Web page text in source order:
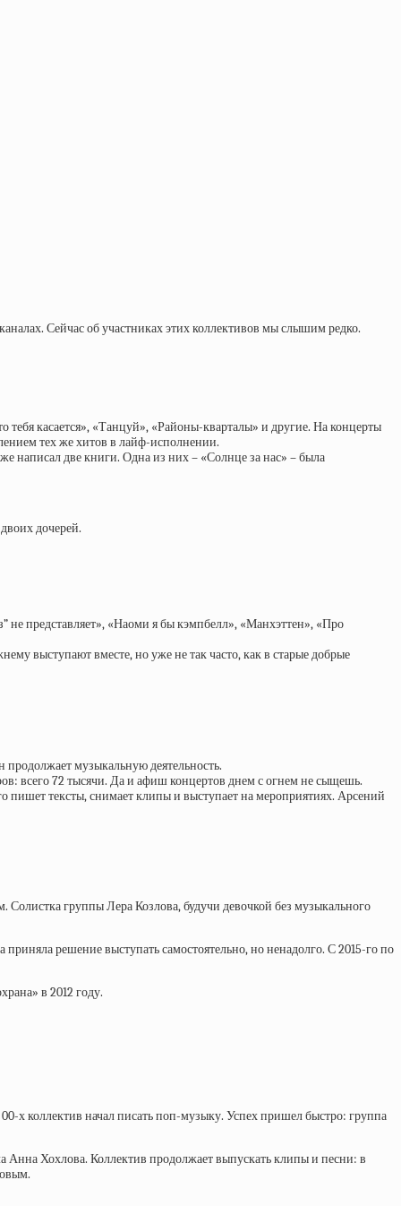
Сейчас об участниках этих коллективов мы слышим редко.
касается», «Танцуй», «Районы-кварталы» и другие. На концерты
тех же хитов в лайф-исполнении.
написал две книги. Одна из них – «Солнце за нас» – была
дочерей.
не представляет», «Наоми я бы кэмпбелл», «Манхэттен», «Про
выступают вместе, но уже не так часто, как в старые добрые
музыкальную деятельность.
всего 72 тысячи. Да и афиш концертов днем с огнем не сыщешь.
пишет тексты, снимает клипы и выступает на мероприятиях. Арсений
группы Лера Козлова, будучи девочкой без музыкального
решение выступать самостоятельно, но ненадолго. С 2015-го по
в 2012 году.
х коллектив начал писать поп-музыку. Успех пришел быстро: группа
Анна Хохлова. Коллектив продолжает выпускать клипы и песни: в